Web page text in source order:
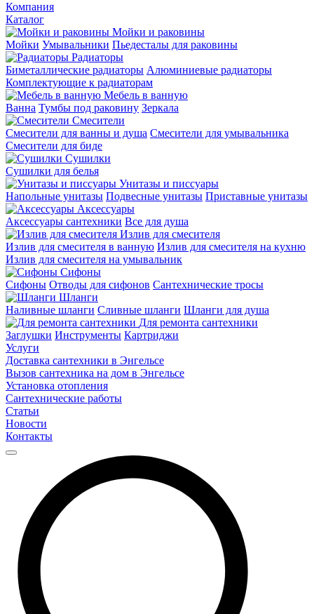
Компания
Каталог
Мойки и раковины
Мойки Умывальники Пьедесталы для раковины
Радиаторы
Биметаллические радиаторы Алюминиевые радиаторы
Комплектующие к радиаторам
Мебель в ванную
Ванна Тумбы под раковину Зеркала
Смесители
Смесители для ванны и душа Смесители для умывальника
Смесители для биде
Сушилки
Сушилки для белья
Унитазы и писсуары
Напольные унитазы Подвесные унитазы Приставные унитазы
Аксессуары
Аксессуары сантехники Все для душа
Излив для смесителя
Излив для смесителя в ванную Излив для смесителя на кухню
Излив для смесителя на умывальник
Сифоны
Сифоны Отводы для сифонов Сантехнические тросы
Шланги
Наливные шланги Сливные шланги Шланги для душа
Для ремонта сантехники
Заглушки Инструменты Картриджи
Услуги
Доставка сантехники в Энгельсе
Вызов сантехника на дом в Энгельсе
Установка отопления
Сантехнические работы
Статьи
Новости
Контакты